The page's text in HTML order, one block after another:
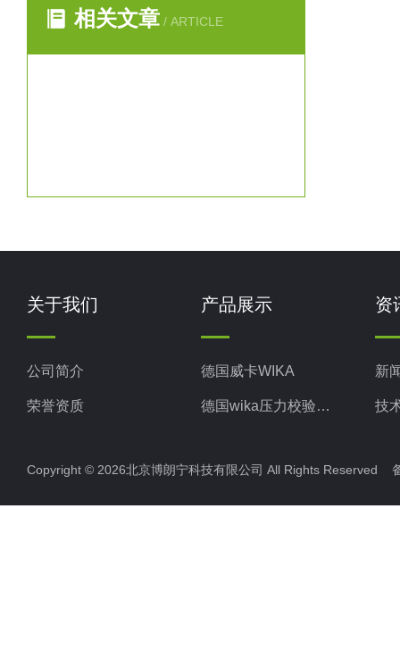
相关文章 / ARTICLE
关于我们
公司简介
荣誉资质
产品展示
德国威卡WIKA
德国wika压力校验系统
美国固瑞克GRACO
意大利ELETTROTEC压力开关
资
新
技
Copyright © 2026北京博朗宁科技有限公司 All Rights Reserved